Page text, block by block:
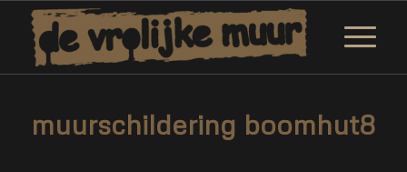
muurschildering boomhut8